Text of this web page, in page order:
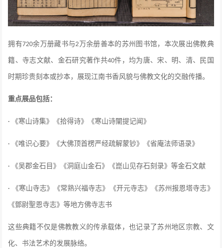
拥有720余万册藏书与2 万余册善本的 苏州图书馆，本次展出佛教典
籍、寺志文献、金石研究著作共40件，均为唐、宋、明、清、民国
时期珍贵刻本或抄本，展现江南书香风貌与佛教文化的交融传播。
重点展品包括：
· 《寒山诗集》《拾得诗》《寒山诗闡提记闻》
· 《唯识心要》《大佛顶首楞严经疏解蒙钞》《省庵法师语录》
· 《吴郡金石目》《洞庭山金石》《崑山见存石刻录》等金石文献
· 《寒山寺志》《常熟兴福寺志》《开元寺志》《苏州报恩塔寺志》
《鄧尉聖恩寺志》等地方佛寺志书
这些典籍不仅是佛教教义的传承载体，也记录了苏州地区宗教、文
化、书法艺术的发展脉络。